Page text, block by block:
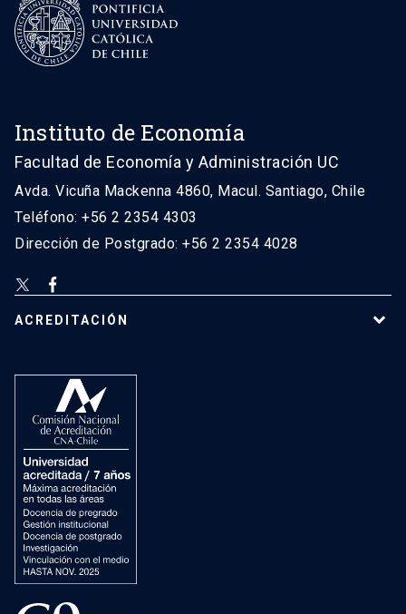
Instituto de Economía
Facultad de Economía y Administración UC
Avda. Vicuña Mackenna 4860, Macul. Santiago, Chile
Teléfono: +56 2 2354 4303
Dirección de Postgrado: +56 2 2354 4028
ACREDITACIÓN